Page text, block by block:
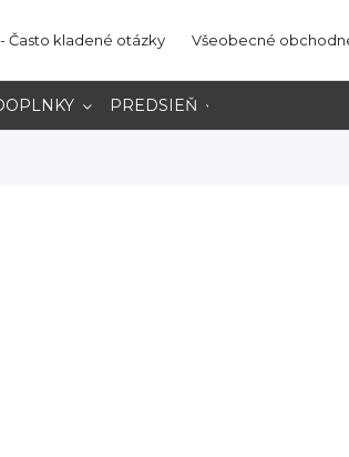
Často kladené otázky Všeobecné
PREDSIEŇ